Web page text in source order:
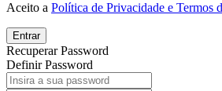
Aceito a Política de Privacidade e Termos
Entrar
Recuperar Password
Definir Password